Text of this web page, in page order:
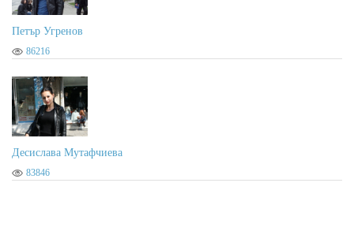
Петър Угренов
86216
Десислава Мутафчиева
83846